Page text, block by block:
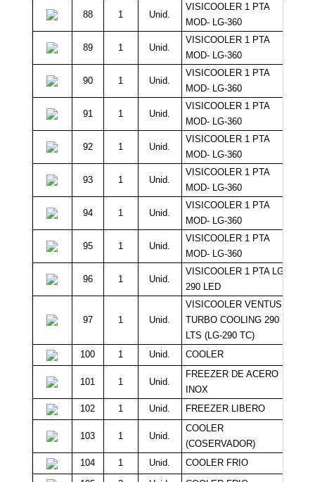
88 1 Unid.
VISICOOLER 1 PTA
MOD- LG-360
89 1 Unid.
VISICOOLER 1 PTA
MOD- LG-360
90 1 Unid.
VISICOOLER 1 PTA
MOD- LG-360
91 1 Unid.
VISICOOLER 1 PTA
MOD- LG-360
92 1 Unid.
VISICOOLER 1 PTA
MOD- LG-360
93 1 Unid.
VISICOOLER 1 PTA
MOD- LG-360
94 1 Unid.
VISICOOLER 1 PTA
MOD- LG-360
95 1 Unid.
VISICOOLER 1 PTA
MOD- LG-360
96 1 Unid.
VISICOOLER 1 PTA LG-
290 LED
97 1 Unid.
VISICOOLER VENTUS
TURBO COOLING 290
LTS (LG-290 TC)
100 1 Unid. COOLER
101 1 Unid.
FREEZER DE ACERO
INOX
102 1 Unid. FREEZER LIBERO
103 1 Unid.
COOLER
(COSERVADOR)
104 1 Unid. COOLER FRIO